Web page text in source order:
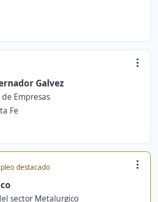
Galvez
Empresas
Fe
destacado
sector Metalurgico